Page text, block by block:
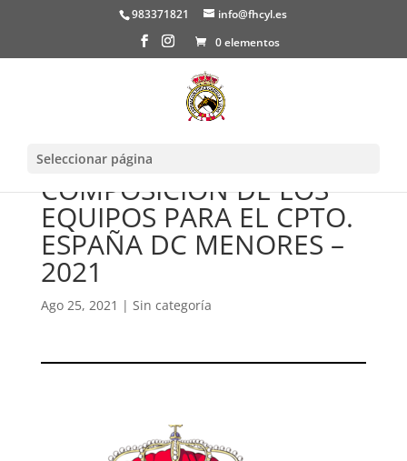
983371821
info@fhcyl.es
0 elementos
Seleccionar página
COMPOSICION DE LOS
EQUIPOS PARA EL CPTO.
ESPAÑA DC MENORES –
2021
Ago 25, 2021 | Sin categoría